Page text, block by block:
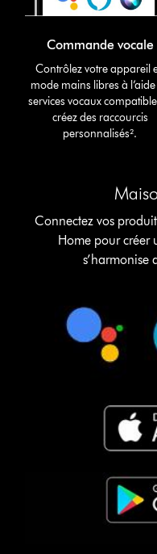
Commande vocale
Contrôlez votre appareil
mode mains libres à
services vocaux
créez des raccourcis
personnalisés².
Connectez vos
Home pour créer
s’harmonise